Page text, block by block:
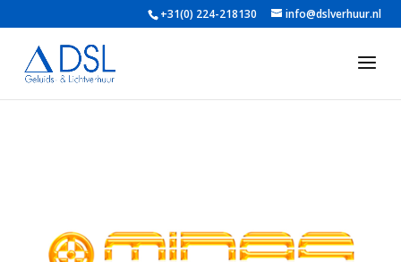
+31(0) 224-218130 info@dslverhuur.nl